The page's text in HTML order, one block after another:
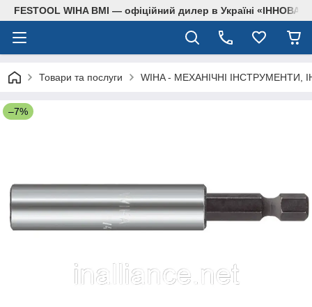
FESTOOL WIHA BMI — офіційний дилер в Україні
Товари та послуги WIHA - МЕХАНІЧНІ ІНСТРУМЕНТИ,
–7%